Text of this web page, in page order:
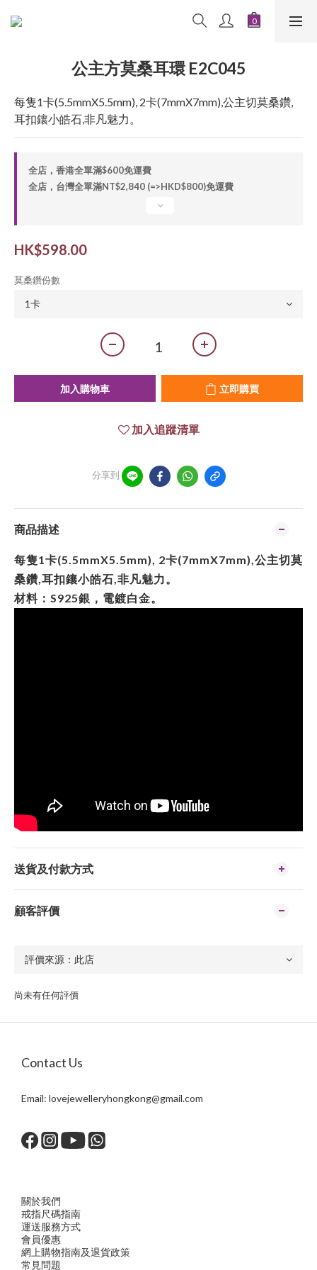
公主方莫桑耳環 E2C045
每隻1卡(5.5mmX5.5mm), 2卡(7mmX7mm),公主切莫桑鑽,
耳扣鑲小皓石,非凡魅力。
全店，香港全單滿$600免運費
全店，台灣全單滿NT$2,840 (=>HKD$800)免運費
HK$598.00
莫桑鑽份數
加入購物車 立即購買
加入追蹤清單
分享到
商品描述
每隻1卡(5.5mmX5.5mm), 2卡(7mmX7mm),公主切莫
桑鑽,耳扣鑲小皓石,非凡魅力。
材料： S925銀，電鍍白金。
送貨及付款方式
顧客評價
尚未有任何評價
Contact Us
Email: lovejewelleryhongkong@gmail.com
關於我們
戒指尺碼指南
運送服務方式
會員優惠
網上購物指南及退貨政策
常見問題